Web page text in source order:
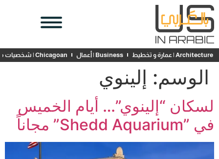
Architecture | عمارة و تخطيط Business | أعمال Chicagoan | شخصيات محلية
الوسم: إلينوي
لسكان “إلينوي”… أيام الخميس
في ”Shedd Aquarium” مجاناً